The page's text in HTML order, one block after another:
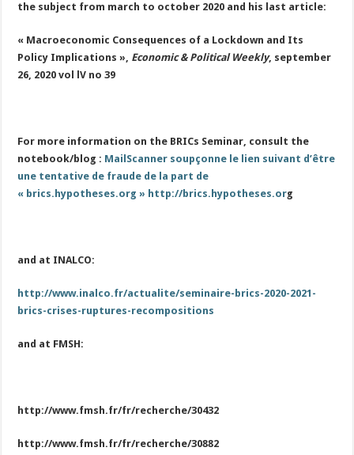
the subject from march to october 2020 and his last article:
« Macroeconomic Consequences of a Lockdown and Its
Policy Implications », Economic & Political Weekly, september
26, 2020 vol lV no 39
For more information on the BRICs Seminar, consult the
notebook/blog : MailScanner soupçonne le lien suivant d’être
une tentative de fraude de la part de
« brics.hypotheses.org » http://brics.hypotheses.org
and at INALCO:
http://www.inalco.fr/actualite/seminaire-brics-2020-2021-
brics-crises-ruptures-recompositions
and at FMSH:
http://www.fmsh.fr/fr/recherche/30432
http://www.fmsh.fr/fr/recherche/30882